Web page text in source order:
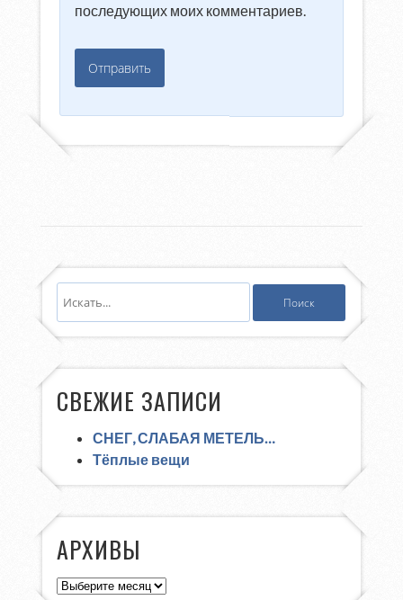
последующих моих комментариев.
СВЕЖИЕ ЗАПИСИ
СНЕГ, СЛАБАЯ МЕТЕЛЬ…
Тёплые вещи
АРХИВЫ
Архивы